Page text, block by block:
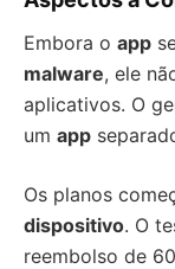
Embora o app
malware, ele
aplicativos. O
um app
Os planos
dispositivo. O
reembolso de